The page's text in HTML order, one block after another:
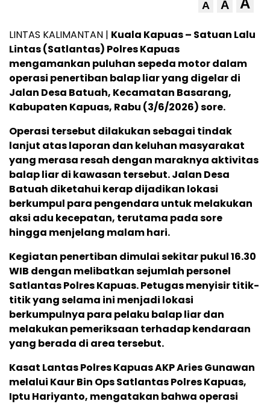
A A A
LINTAS KALIMANTAN | Kuala Kapuas – Satuan Lalu
Lintas (Satlantas) Polres Kapuas
mengamankan puluhan sepeda motor dalam
operasi penertiban balap liar yang digelar di
Jalan Desa Batuah, Kecamatan Basarang,
Kabupaten Kapuas, Rabu (3/6/2026) sore.
Operasi tersebut dilakukan sebagai tindak
lanjut atas laporan dan keluhan masyarakat
yang merasa resah dengan maraknya aktivitas
balap liar di kawasan tersebut. Jalan Desa
Batuah diketahui kerap dijadikan lokasi
berkumpul para pengendara untuk melakukan
aksi adu kecepatan, terutama pada sore
hingga menjelang malam hari.
Kegiatan penertiban dimulai sekitar pukul 16.30
WIB dengan melibatkan sejumlah personel
Satlantas Polres Kapuas. Petugas menyisir titik-
titik yang selama ini menjadi lokasi
berkumpulnya para pelaku balap liar dan
melakukan pemeriksaan terhadap kendaraan
yang berada di area tersebut.
Kasat Lantas Polres Kapuas AKP Aries Gunawan
melalui Kaur Bin Ops Satlantas Polres Kapuas,
Iptu Hariyanto, mengatakan bahwa operasi